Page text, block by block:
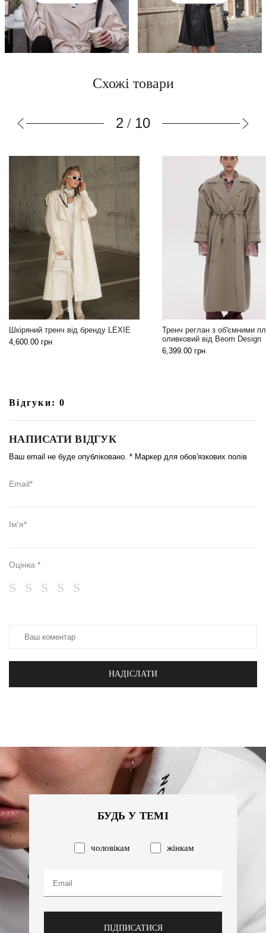
Схожі товари
3 / 10
Тренч реглан з об'ємними плечима
оливковий від Beom Design
бренду LEXIE
2,199.00грн
Відгуки: 0
НАПИСАТИ ВІДГУК
Ваш email не буде опубліковано. * Маркер для обов'язкових полів
Email*
Ім'я*
Оцінка *
НАДІСЛАТИ
БУДЬ У ТЕМІ
чоловікам жінкам
ПІДПИСАТИСЯ